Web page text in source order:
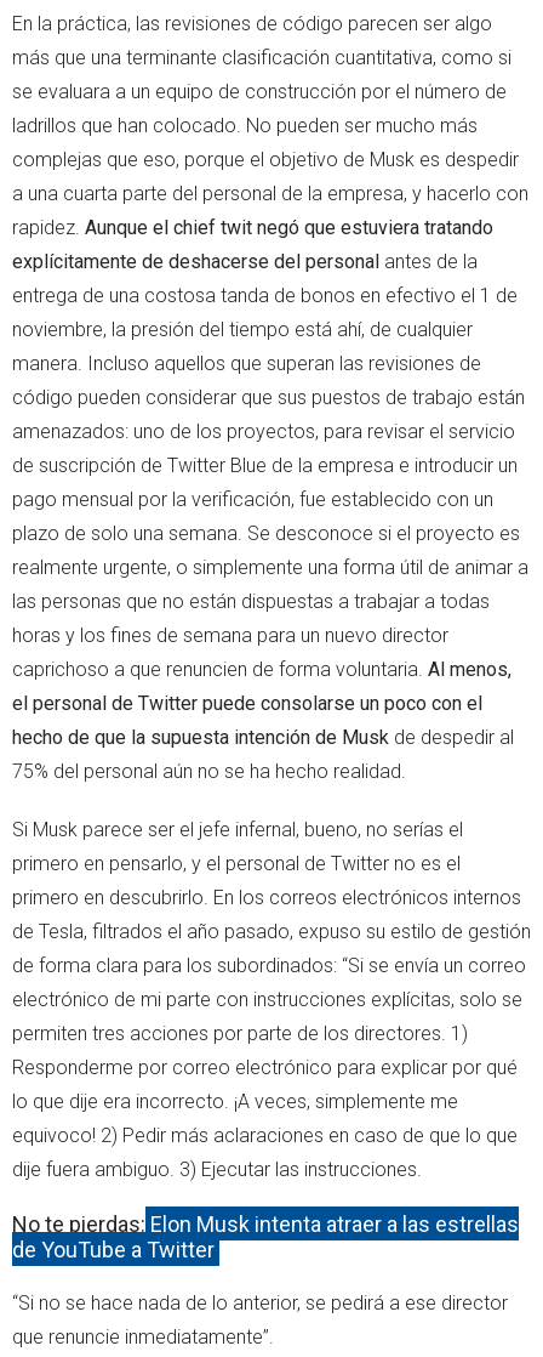
En la práctica, las revisiones de código parecen ser algo
más que una terminante clasificación cuantitativa, como si
se evaluara a un equipo de construcción por el número de
ladrillos que han colocado. No pueden ser mucho más
complejas que eso, porque el objetivo de Musk es despedir
a una cuarta parte del personal de la empresa, y hacerlo con
rapidez. Aunque el chief twit negó que estuviera tratando
explícitamente de deshacerse del personal antes de la
entrega de una costosa tanda de bonos en efectivo el 1 de
noviembre, la presión del tiempo está ahí, de cualquier
manera. Incluso aquellos que superan las revisiones de
código pueden considerar que sus puestos de trabajo están
amenazados: uno de los proyectos, para revisar el servicio
de suscripción de Twitter Blue de la empresa e introducir un
pago mensual por la verificación, fue establecido con un
plazo de solo una semana. Se desconoce si el proyecto es
realmente urgente, o simplemente una forma útil de animar a
las personas que no están dispuestas a trabajar a todas
horas y los fines de semana para un nuevo director
caprichoso a que renuncien de forma voluntaria. Al menos,
el personal de Twitter puede consolarse un poco con el
hecho de que la supuesta intención de Musk de despedir al
75% del personal aún no se ha hecho realidad.
Si Musk parece ser el jefe infernal, bueno, no serías el
primero en pensarlo, y el personal de Twitter no es el
primero en descubrirlo. En los correos electrónicos internos
de Tesla, filtrados el año pasado, expuso su estilo de gestión
de forma clara para los subordinados: “Si se envía un correo
electrónico de mi parte con instrucciones explícitas, solo se
permiten tres acciones por parte de los directores. 1)
Responderme por correo electrónico para explicar por qué
lo que dije era incorrecto. ¡A veces, simplemente me
equivoco! 2) Pedir más aclaraciones en caso de que lo que
dije fuera ambiguo. 3) Ejecutar las instrucciones.
No te pierdas: Elon Musk intenta atraer a las estrellas
de YouTube a Twitter
“Si no se hace nada de lo anterior, se pedirá a ese director
que renuncie inmediatamente”.